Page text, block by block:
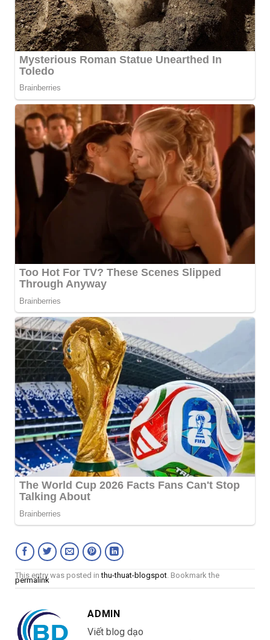
This entry was posted inthu-thuat-blogspot. Bookmark the
permalink
ADMIN
Viết blog dạo